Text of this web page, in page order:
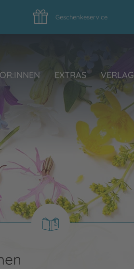
Geschenkeservice
EXTRAS VERLAG